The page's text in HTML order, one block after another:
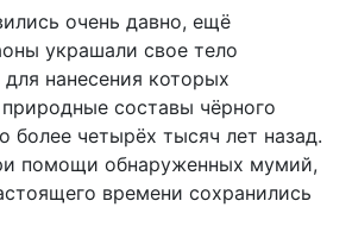
очень давно, ещё
украшали свое тело
нанесения которых
составы чёрного
более четырёх тысяч лет назад.
помощи обнаруженных мумий,
времени сохранились